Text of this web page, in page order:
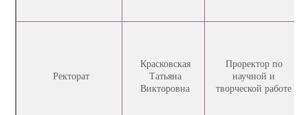
Ректорат
Красковская
Татьяна
Викторовна
Проректор по
научной и
творческой работе